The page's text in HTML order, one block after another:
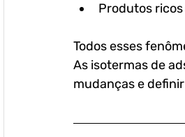
Produtos
Todos esses
As isotermas de
mudanças e